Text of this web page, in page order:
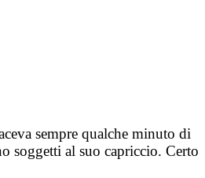
sempre qualche minuto di
soggetti al suo capriccio. Certo